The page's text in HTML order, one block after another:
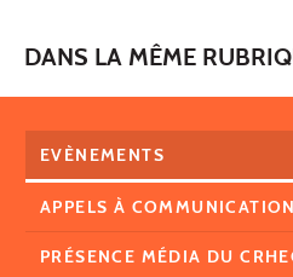
DANS LA MÊME
EVÈNEMENTS
APPELS À
PRÉSENCE MÉDIA DU